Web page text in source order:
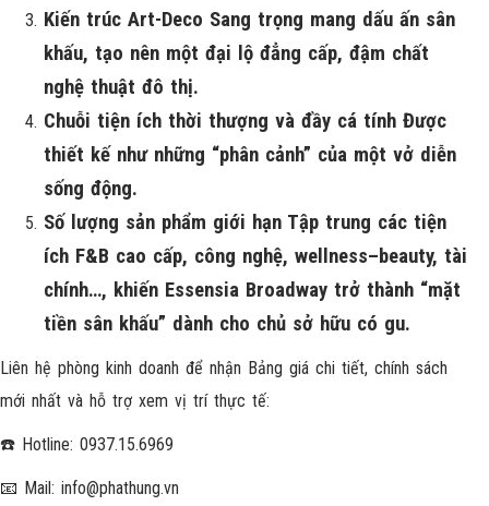
Kiến trúc Art-Deco Sang trọng mang dấu ấn sân
khấu, tạo nên một đại lộ đẳng cấp, đậm chất
nghệ thuật đô thị.
Chuỗi tiện ích thời thượng và đầy cá tính Được
thiết kế như những “phân cảnh” của một vở diễn
sống động.
Số lượng sản phẩm giới hạn Tập trung các tiện
ích F&B cao cấp, công nghệ, wellness–beauty, tài
chính…, khiến Essensia Broadway trở thành “mặt
tiền sân khấu” dành cho chủ sở hữu có gu.
Liên hệ phòng kinh doanh để nhận Bảng giá chi tiết, chính sách
mới nhất và hỗ trợ xem vị trí thực tế:
☎️ Hotline: 0937.15.6969
📧 Mail: info@phathung.vn